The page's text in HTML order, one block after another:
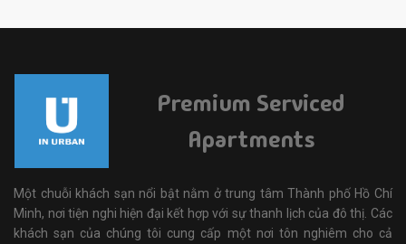
Premium Serviced
Apartments
Một chuỗi khách sạn nổi bật nằm ở trung tâm Thành phố Hồ Chí
Minh, nơi tiện nghi hiện đại kết hợp với sự thanh lịch của đô thị. Các
khách sạn của chúng tôi cung cấp một nơi tôn nghiêm cho cả